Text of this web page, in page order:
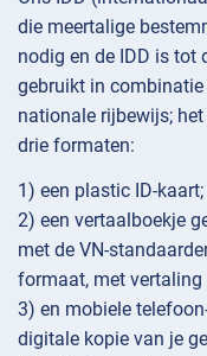
die meertalige
nodig en de IDD is tot
gebruikt in
nationale rijbewijs;
drie formaten:
1) een plastic ID-kaart;
2) een vertaalboekje
met de VN-
formaat, met vertaling
3) en mobiele
digitale kopie van je